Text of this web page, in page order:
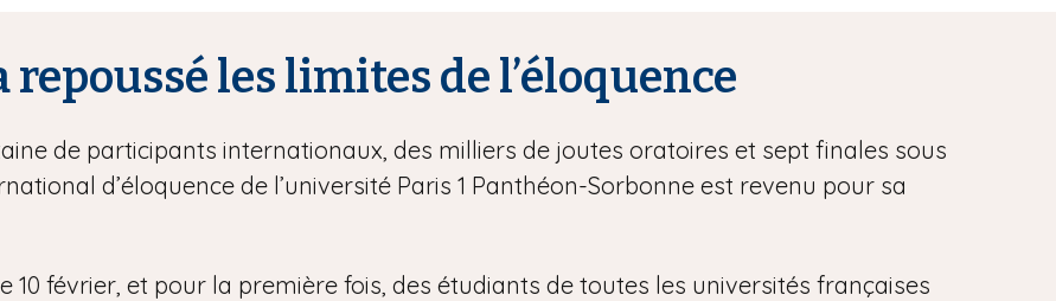
repoussé les limites de l’éloquence
de participants internationaux, des milliers de joutes oratoires et sept finales sous
d’éloquence de l’université Paris 1 Panthéon-Sorbonne est revenu pour sa
février, et pour la première fois, des étudiants de toutes les universités françaises